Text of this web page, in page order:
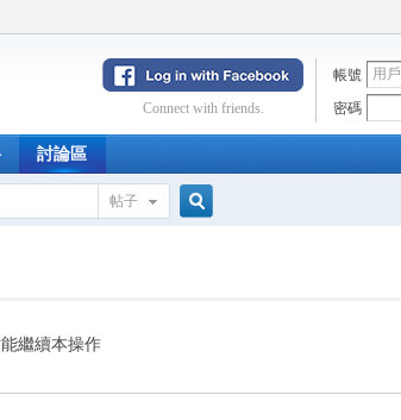
帳號
密碼
Connect with friends.
討論區
帖子
繼續本操作